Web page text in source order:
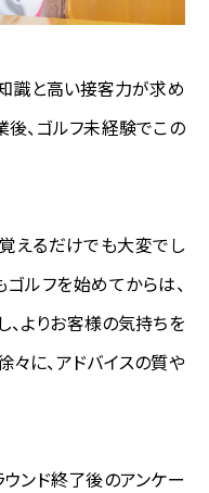
識と高い接客力が求め
、ゴルフ未経験でこの
覚えるだけでも大変でし
ルフを始めてからは、
よりお客様の気持ちを
々に、アドバイスの質や
ンド終了後のアンケー